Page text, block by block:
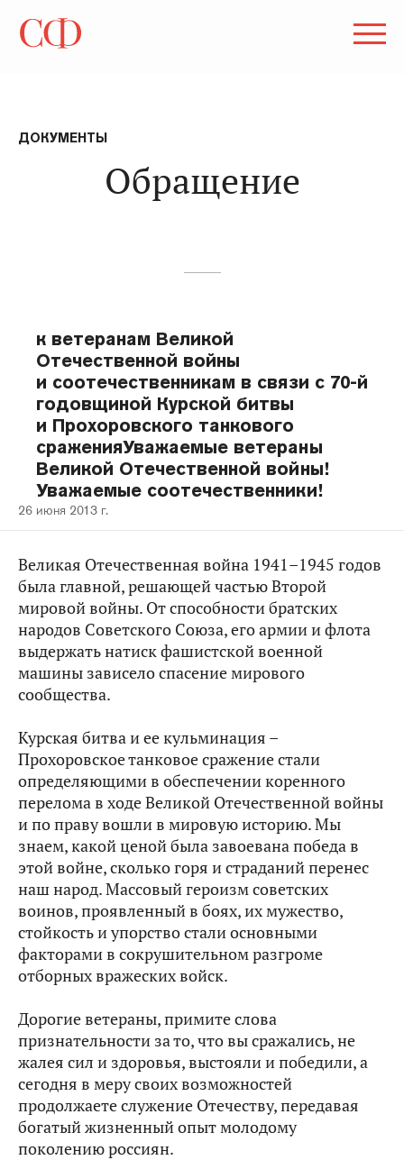
ДОКУМЕНТЫ
Обращение
к ветеранам Великой
Отечественной войны
и соотечественникам в связи с 70-й
годовщиной Курской битвы
и Прохоровского танкового
сраженияУважаемые ветераны
Великой Отечественной войны!
Уважаемые соотечественники!
26 июня 2013 г.
Великая Отечественная война 1941–1945 годов
была главной, решающей частью Второй
мировой войны. От способности братских
народов Советского Союза, его армии и флота
выдержать натиск фашистской военной
машины зависело спасение мирового
сообщества.
Курская битва и ее кульминация –
Прохоровское танковое сражение стали
определяющими в обеспечении коренного
перелома в ходе Великой Отечественной войны
и по праву вошли в мировую историю. Мы
знаем, какой ценой была завоевана победа в
этой войне, сколько горя и страданий перенес
наш народ. Массовый героизм советских
воинов, проявленный в боях, их мужество,
стойкость и упорство стали основными
факторами в сокрушительном разгроме
отборных вражеских войск.
Дорогие ветераны, примите слова
признательности за то, что вы сражались, не
жалея сил и здоровья, выстояли и победили, а
сегодня в меру своих возможностей
продолжаете служение Отечеству, передавая
богатый жизненный опыт молодому
поколению россиян.